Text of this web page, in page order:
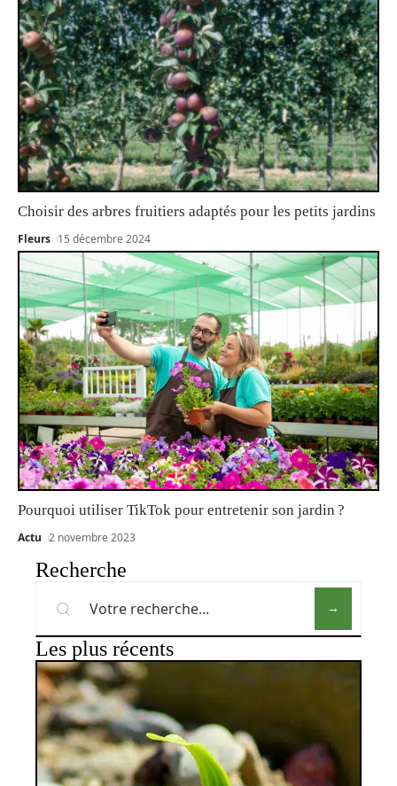
Choisir des arbres fruitiers adaptés pour les petits jardins
Fleurs 15 décembre 2024
Pourquoi utiliser TikTok pour entretenir son jardin ?
Actu 2 novembre 2023
Recherche
Les plus récents